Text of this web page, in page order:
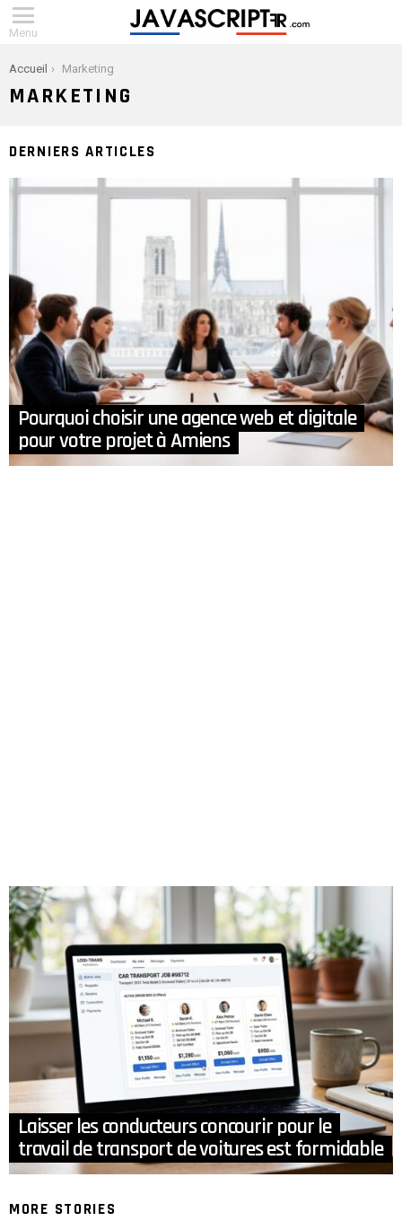
Menu
You are here:
Accueil Marketing
MARKETING
DERNIERS ARTICLES
Pourquoi choisir une agence web et digitale
pour votre projet à Amiens
Laisser les conducteurs concourir pour le
travail de transport de voitures est formidable
MORE STORIES